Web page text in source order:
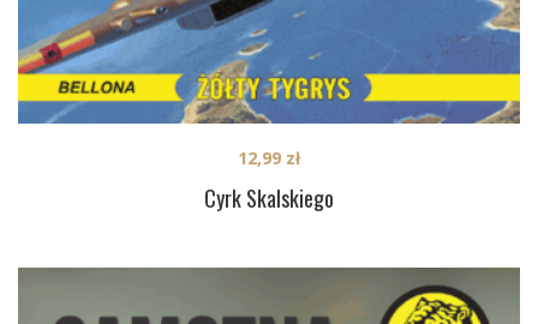
Cyrk Skalskiego
12,99 zł